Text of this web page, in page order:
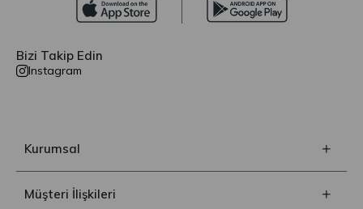
Bizi Takip Edin
Instagram
Kurumsal
Müşteri İlişkileri